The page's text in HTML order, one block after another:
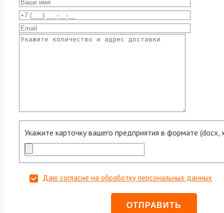
Укажите карточку вашего предприятия в формате (docx,
Даю согласие на обработку персональных данных